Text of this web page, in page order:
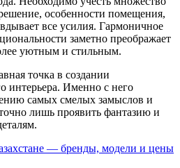
особенности помещения,
все усилия. Гармоничное
заметно преображает
уютным и стильным.
точка в создании
интерьера. Именно с него
самых смелых замыслов и
лишь проявить фантазию и
— бренды, модели и цены